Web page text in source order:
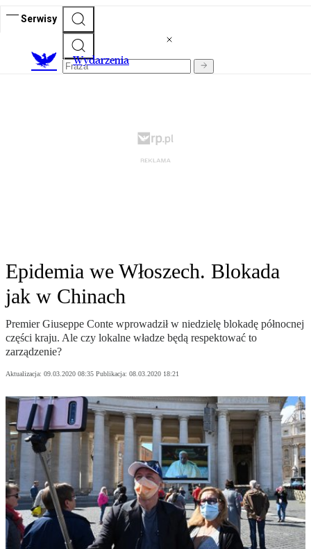
Serwisy
Wydarzenia
Epidemia we Włoszech. Blokada
jak w Chinach
Premier Giuseppe Conte wprowadził w niedzielę blokadę północnej
części kraju. Ale czy lokalne władze będą respektować to
zarządzenie?
Aktualizacja: 09.03.2020 08:35 Publikacja: 08.03.2020 18:21